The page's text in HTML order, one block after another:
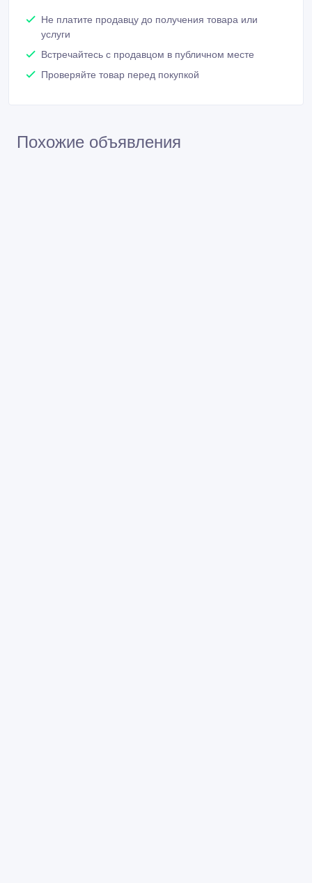
Не платите продавцу до получения товара или
услуги
Встречайтесь с продавцом в публичном месте
Проверяйте товар перед покупкой
Похожие объявления